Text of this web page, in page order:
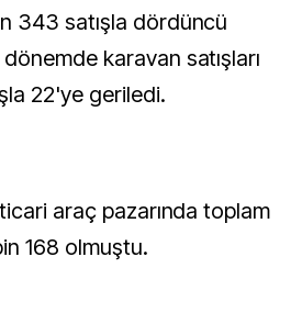
343 satışla dördüncü
dönemde karavan satışları
22'ye geriledi.
araç pazarında toplam
168 olmuştu.